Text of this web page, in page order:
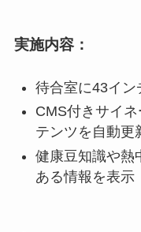
実施内容：
待合室に43イン
CMS付きサイ
テンツを自動更
健康豆知識や熱
ある情報を表示